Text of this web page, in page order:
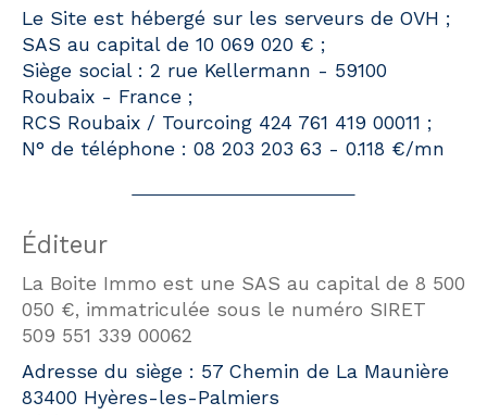
Le Site est hébergé sur les serveurs de OVH ;
SAS au capital de 10 069 020 € ;
Siège social : 2 rue Kellermann - 59100
Roubaix - France ;
RCS Roubaix / Tourcoing 424 761 419 00011 ;
N° de téléphone : 08 203 203 63 - 0.118 €/mn
Éditeur
La Boite Immo est une SAS au capital de 8 500
050 €, immatriculée sous le numéro SIRET
509 551 339 00062
Adresse du siège : 57 Chemin de La Maunière
83400 Hyères-les-Palmiers